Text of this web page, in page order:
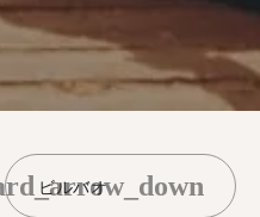
ビルバオ